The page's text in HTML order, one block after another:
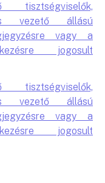
vezető állású
vagy a
jogosult
vezető állású
vagy a
jogosult